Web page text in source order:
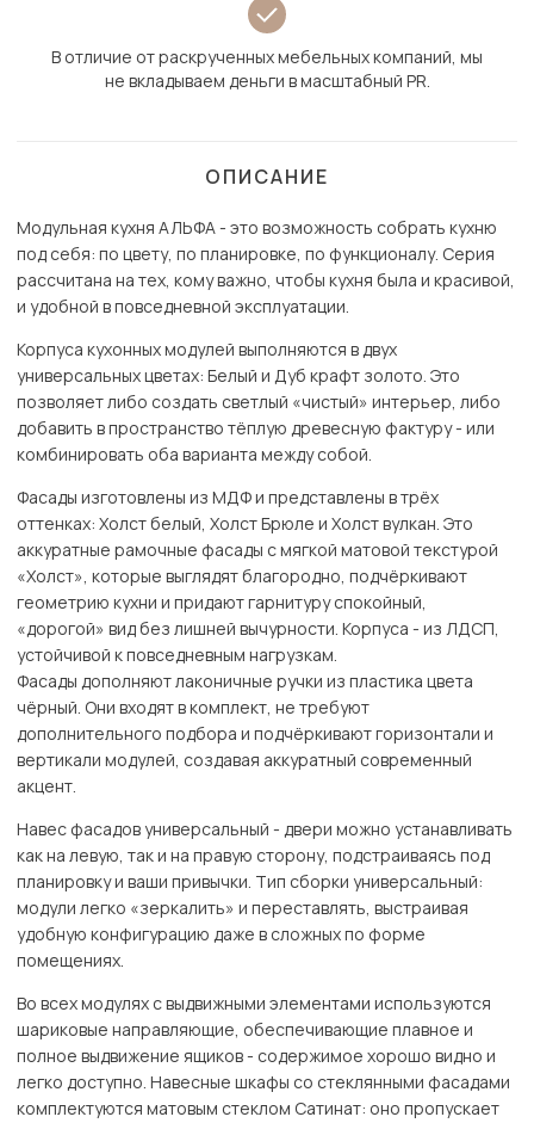
В отличие от раскрученных мебельных компаний, мы
не вкладываем деньги в масштабный PR.
ОПИСАНИЕ
Модульная кухня АЛЬФА - это возможность собрать кухню
под себя: по цвету, по планировке, по функционалу. Серия
рассчитана на тех, кому важно, чтобы кухня была и красивой,
и удобной в повседневной эксплуатации.
Корпуса кухонных модулей выполняются в двух
универсальных цветах: Белый и Дуб крафт золото. Это
позволяет либо создать светлый «чистый» интерьер, либо
добавить в пространство тёплую древесную фактуру - или
комбинировать оба варианта между собой.
Фасады изготовлены из МДФ и представлены в трёх
оттенках: Холст белый, Холст Брюле и Холст вулкан. Это
аккуратные рамочные фасады с мягкой матовой текстурой
«Холст», которые выглядят благородно, подчёркивают
геометрию кухни и придают гарнитуру спокойный,
«дорогой» вид без лишней вычурности. Корпуса - из ЛДСП,
устойчивой к повседневным нагрузкам.
Фасады дополняют лаконичные ручки из пластика цвета
чёрный. Они входят в комплект, не требуют
дополнительного подбора и подчёркивают горизонтали и
вертикали модулей, создавая аккуратный современный
акцент.
Навес фасадов универсальный - двери можно устанавливать
как на левую, так и на правую сторону, подстраиваясь под
планировку и ваши привычки. Тип сборки универсальный:
модули легко «зеркалить» и переставлять, выстраивая
удобную конфигурацию даже в сложных по форме
помещениях.
Во всех модулях с выдвижными элементами используются
шариковые направляющие, обеспечивающие плавное и
полное выдвижение ящиков - содержимое хорошо видно и
легко доступно. Навесные шкафы со стеклянными фасадами
комплектуются матовым стеклом Сатинат: оно пропускает